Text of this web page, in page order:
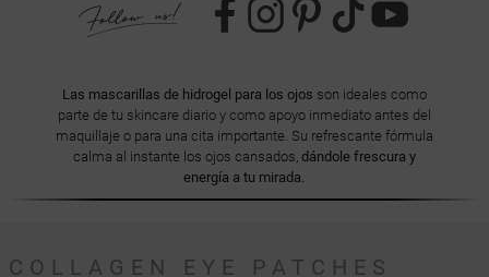
Las mascarillas de hidrogel para los ojos son ideales como
parte de tu skincare diario y como apoyo inmediato antes del
maquillaje o para una cita importante. Su refrescante fórmula
calma al instante los ojos cansados, dándole frescura y
energía a tu mirada.
COLLAGEN EYE PATCHES